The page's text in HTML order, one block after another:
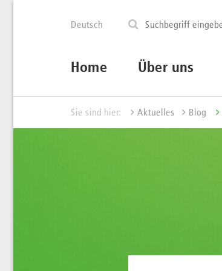
Deutsch
Home Über uns
Sie sind hier: Aktuelles Blog